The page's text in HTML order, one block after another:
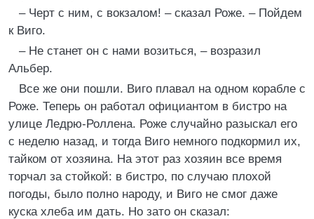
– Черт с ним, с вокзалом! – сказал Роже. – Пойдем
к Виго.
– Не станет он с нами возиться, – возразил
Альбер.
Все же они пошли. Виго плавал на одном корабле с
Роже. Теперь он работал официантом в бистро на
улице Ледрю-Роллена. Роже случайно разыскал его
с неделю назад, и тогда Виго немного подкормил их,
тайком от хозяина. На этот раз хозяин все время
торчал за стойкой: в бистро, по случаю плохой
погоды, было полно народу, и Виго не смог даже
куска хлеба им дать. Но зато он сказал: